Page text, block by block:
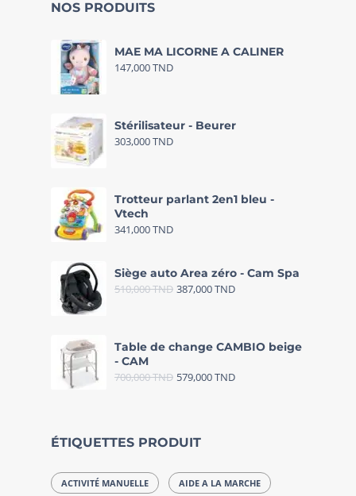
NOS PRODUITS
MAE MA LICORNE A CALINER
147,000TND
Stérilisateur - Beurer
303,000TND
Trotteur parlant 2en1 bleu -
Vtech
341,000TND
Siège auto Area zéro - Cam Spa
510,000TND 387,000TND
Table de change CAMBIO beige
- CAM
700,000TND 579,000TND
ÉTIQUETTES PRODUIT
ACTIVITÉ MANUELLE AIDE A LA MARCHE